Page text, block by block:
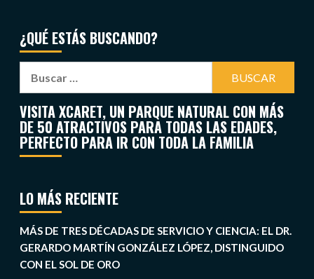
¿QUÉ ESTÁS BUSCANDO?
VISITA XCARET, UN PARQUE NATURAL CON MÁS
DE 50 ATRACTIVOS PARA TODAS LAS EDADES,
PERFECTO PARA IR CON TODA LA FAMILIA
LO MÁS RECIENTE
MÁS DE TRES DÉCADAS DE SERVICIO Y CIENCIA: EL DR.
GERARDO MARTÍN GONZÁLEZ LÓPEZ, DISTINGUIDO
CON EL SOL DE ORO